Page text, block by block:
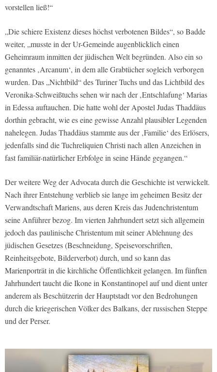
vorstellen ließ!“
„Die schiere Existenz dieses höchst verbotenen Bildes“, so Badde
weiter, „musste in der Ur-Gemeinde augenblicklich einen
Geheimraum inmitten der jüdischen Welt begründen. Also ein so
genanntes ‚Arcanum‘, in dem alle Grabtücher sogleich verborgen
wurden. Das „Nichtbild“ des Turiner Tuchs und das Lichtbild des
Veronika-Schweißtuchs sehen wir nach der ‚Entschlafung‘ Marias
in Edessa auftauchen. Die hatte wohl der Apostel Judas Thaddäus
dorthin gebracht, wie es eine gewisse Anzahl plausibler Legenden
nahelegen. Judas Thaddäus stammte aus der ‚Familie‘ des Erlösers,
jedenfalls sind die Tuchreliquien Christi nach allen Anzeichen in
fast familiär-natürlicher Erbfolge in seine Hände gegangen.“
Der weitere Weg der Advocata durch die Geschichte ist verwickelt.
Nach ihrer Entstehung verblieb sie lange im geheimen Besitz der
Verwandtschaft Mariens, aus deren Kreis das Judenchristentum
seine Anführer bezog. Im vierten Jahrhundert setzt sich allgemein
jedoch das paulinische Christentum mit seiner Ablehnung des
jüdischen Gesetzes (Beschneidung, Speisevorschriften,
Reinheitsgebote, Bilderverbot) durch, und so kann das
Marienporträt in die kirchliche Öffentlichkeit gelangen. Im fünften
Jahrhundert taucht die Ikone in Konstantinopel auf und dient unter
anderem als Beschützerin der Hauptstadt vor den Bedrohungen
durch die kriegerischen Völker des Balkans, der russischen Steppe
und der Perser.